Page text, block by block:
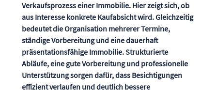
Verkaufsprozess einer Immobilie. Hier zeigt sich, ob
aus Interesse konkrete Kaufabsicht wird. Gleichzeitig
bedeutet die Organisation mehrerer Termine,
ständige Vorbereitung und eine dauerhaft
präsentationsfähige Immobilie. Strukturierte
Abläufe, eine gute Vorbereitung und professionelle
Unterstützung sorgen dafür, dass Besichtigungen
effizient verlaufen und deutlich bessere